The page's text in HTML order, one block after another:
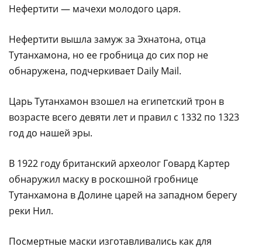
Нефертити — мачехи молодого царя.
Нефертити вышла замуж за Эхнатона, отца
Тутанхамона, но ее гробница до сих пор не
обнаружена, подчеркивает Daily Mail.
Царь Тутанхамон взошел на египетский трон в
возрасте всего девяти лет и правил с 1332 по 1323
год до нашей эры.
В 1922 году британский археолог Говард Картер
обнаружил маску в роскошной гробнице
Тутанхамона в Долине царей на западном берегу
реки Нил.
Посмертные маски изготавливались как для